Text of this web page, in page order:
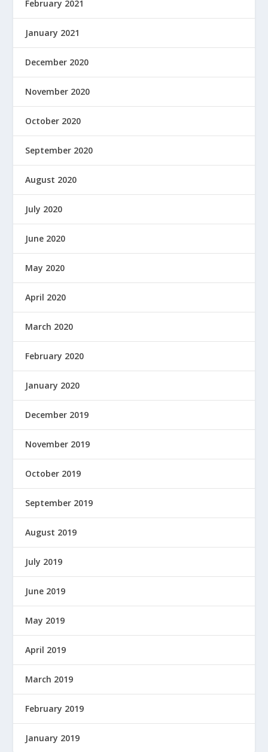
February 2021
January 2021
December 2020
November 2020
October 2020
September 2020
August 2020
July 2020
June 2020
May 2020
April 2020
March 2020
February 2020
January 2020
December 2019
November 2019
October 2019
September 2019
August 2019
July 2019
June 2019
May 2019
April 2019
March 2019
February 2019
January 2019